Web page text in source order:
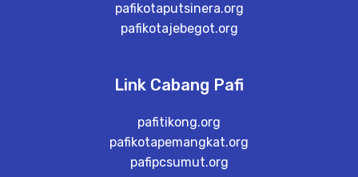
pafikotaputsinera.org
pafikotajebegot.org
Link Cabang Pafi
pafitikong.org
pafikotapemangkat.org
pafipcsumut.org